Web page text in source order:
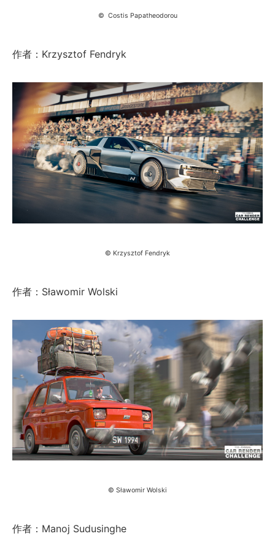
© Costis Papatheodorou
作者：Krzysztof Fendryk
© Krzysztof Fendryk
作者：Sławomir Wolski
© Sławomir Wolski
作者：Manoj Sudusinghe